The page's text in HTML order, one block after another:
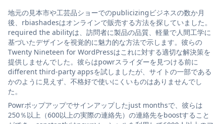
地元の見本市や工芸品ショーでのpublicizingビジネスの数か月
後、rbiashadesはオンラインで販売する方法を探していました。
required the abilityは、訪問者に製品の品質、軽量で人間工学に
基づいたデザインを視覚的に魅力的な方法で示します。彼らの
Twenty Nineteen for WordPressはこれに対する適切な解決策を
提供しませんでした。彼らはpowrスライダーを見つける前に
different third-party appsを試しましたが、サイトの一部である
かのように見えず、不格好で使いにくいものはありませんでし
た。
Powrポップアップでサインアップしたjust monthsで、彼らは
250％以上（600以上の実際の連絡先）の連絡先をboostすること